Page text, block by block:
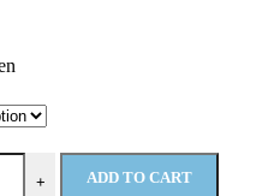
+ ADD TO CART